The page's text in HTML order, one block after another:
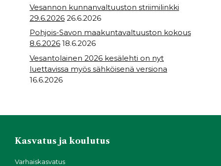
Vesannon kunnanvaltuuston striimilinkki
29.6.2026 26.6.2026
Pohjois-Savon maakuntavaltuuston kokous
8.6.2026 18.6.2026
Vesantolainen 2026 kesälehti on nyt
luettavissa myös sähköisenä versiona
16.6.2026
Kasvatus ja koulutus
Varhaiskasvatus